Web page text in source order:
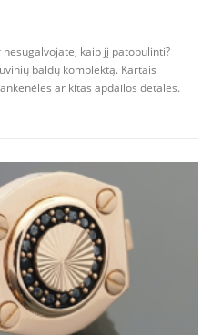
kaip jį patobulinti?
baldų komplektą. Kartais
ar kitas apdailos detales.